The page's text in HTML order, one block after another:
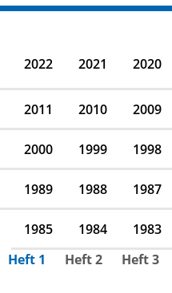
2022 2021 2020
2011 2010 2009
2000 1999 1998
1989 1988 1987
1985 1984 1983
Heft 1 Heft 2 Heft 3